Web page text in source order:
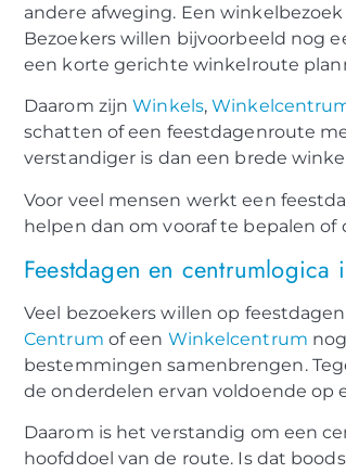
andere afweging. Een
Bezoekers willen bijvoorbeeld nog
een korte gerichte winkelroute
Daarom zijnWinkels,
schatten of een feestdagenroute
verstandiger is dan een brede
Voor veel mensen werkt een
helpen dan om vooraf te bepalen of
Feestdagen en centrumlogica
Veel bezoekers willen op
Centrum of een Winkelcentrum
bestemmingen samenbrengen.
de onderdelen ervan voldoende op
Daarom is het verstandig om een
hoofddoel van de route. Is dat